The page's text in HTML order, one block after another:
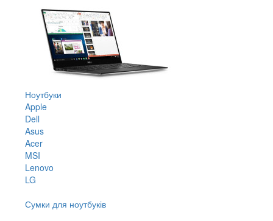
Ноутбуки
Apple
Dell
Asus
Acer
MSI
Lenovo
LG
Сумки для ноутбуків